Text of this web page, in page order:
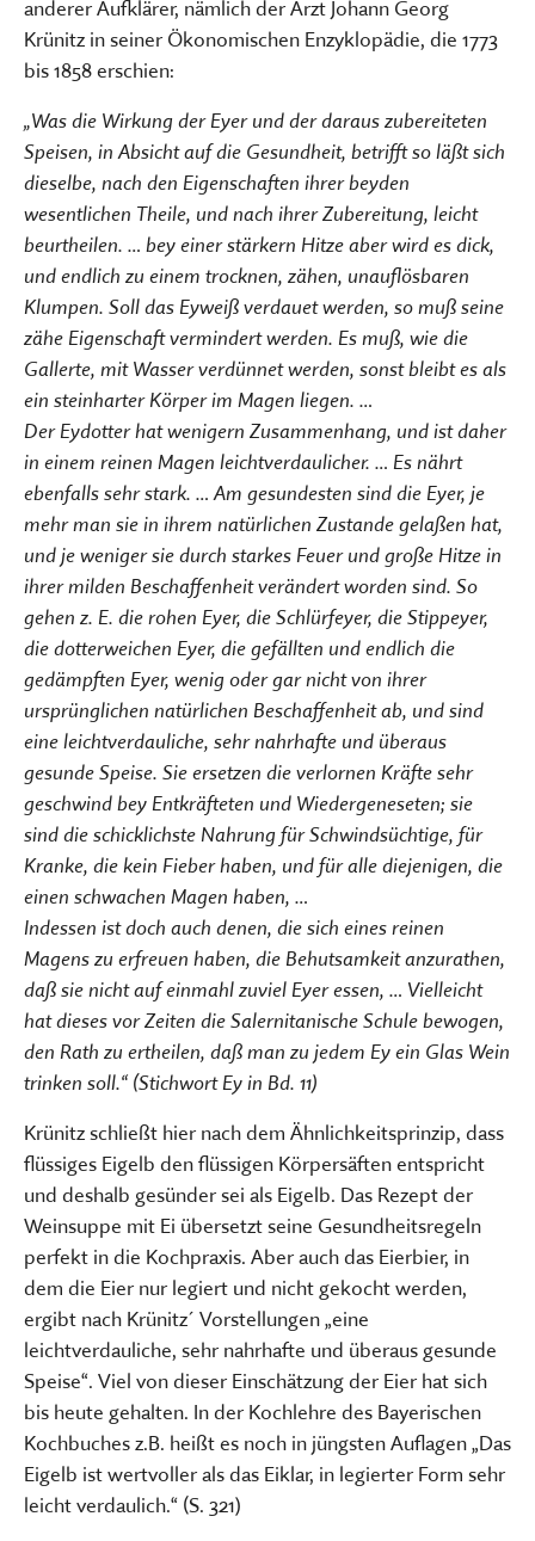
anderer Aufklärer, nämlich der Arzt Johann Georg
Krünitz in seiner Ökonomischen Enzyklopädie, die 1773
bis 1858 erschien:
„Was die Wirkung der Eyer und der daraus zubereiteten
Speisen, in Absicht auf die Gesundheit, betrifft so läßt sich
dieselbe, nach den Eigenschaften ihrer beyden
wesentlichen Theile, und nach ihrer Zubereitung, leicht
beurtheilen. … bey einer stärkern Hitze aber wird es dick,
und endlich zu einem trocknen, zähen, unauflösbaren
Klumpen. Soll das Eyweiß verdauet werden, so muß seine
zähe Eigenschaft vermindert werden. Es muß, wie die
Gallerte, mit Wasser verdünnet werden, sonst bleibt es als
ein steinharter Körper im Magen liegen. …
Der Eydotter hat wenigern Zusammenhang, und ist daher
in einem reinen Magen leichtverdaulicher. … Es nährt
ebenfalls sehr stark. … Am gesundesten sind die Eyer, je
mehr man sie in ihrem natürlichen Zustande gelaßen hat,
und je weniger sie durch starkes Feuer und große Hitze in
ihrer milden Beschaffenheit verändert worden sind. So
gehen z. E. die rohen Eyer, die Schlürfeyer, die Stippeyer,
die dotterweichen Eyer, die gefällten und endlich die
gedämpften Eyer, wenig oder gar nicht von ihrer
ursprünglichen natürlichen Beschaffenheit ab, und sind
eine leichtverdauliche, sehr nahrhafte und überaus
gesunde Speise. Sie ersetzen die verlornen Kräfte sehr
geschwind bey Entkräfteten und Wiedergeneseten; sie
sind die schicklichste Nahrung für Schwindsüchtige, für
Kranke, die kein Fieber haben, und für alle diejenigen, die
einen schwachen Magen haben, …
Indessen ist doch auch denen, die sich eines reinen
Magens zu erfreuen haben, die Behutsamkeit anzurathen,
daß sie nicht auf einmahl zuviel Eyer essen, … Vielleicht
hat dieses vor Zeiten die Salernitanische Schule bewogen,
den Rath zu ertheilen, daß man zu jedem Ey ein Glas Wein
trinken soll.“ (Stichwort Ey in Bd. 11)
Krünitz schließt hier nach dem Ähnlichkeitsprinzip, dass
flüssiges Eigelb den flüssigen Körpersäften entspricht
und deshalb gesünder sei als Eigelb. Das Rezept der
Weinsuppe mit Ei übersetzt seine Gesundheitsregeln
perfekt in die Kochpraxis. Aber auch das Eierbier, in
dem die Eier nur legiert und nicht gekocht werden,
ergibt nach Krünitz´ Vorstellungen „eine
leichtverdauliche, sehr nahrhafte und überaus gesunde
Speise“. Viel von dieser Einschätzung der Eier hat sich
bis heute gehalten. In der Kochlehre des Bayerischen
Kochbuches z.B. heißt es noch in jüngsten Auflagen „Das
Eigelb ist wertvoller als das Eiklar, in legierter Form sehr
leicht verdaulich.“ (S. 321)